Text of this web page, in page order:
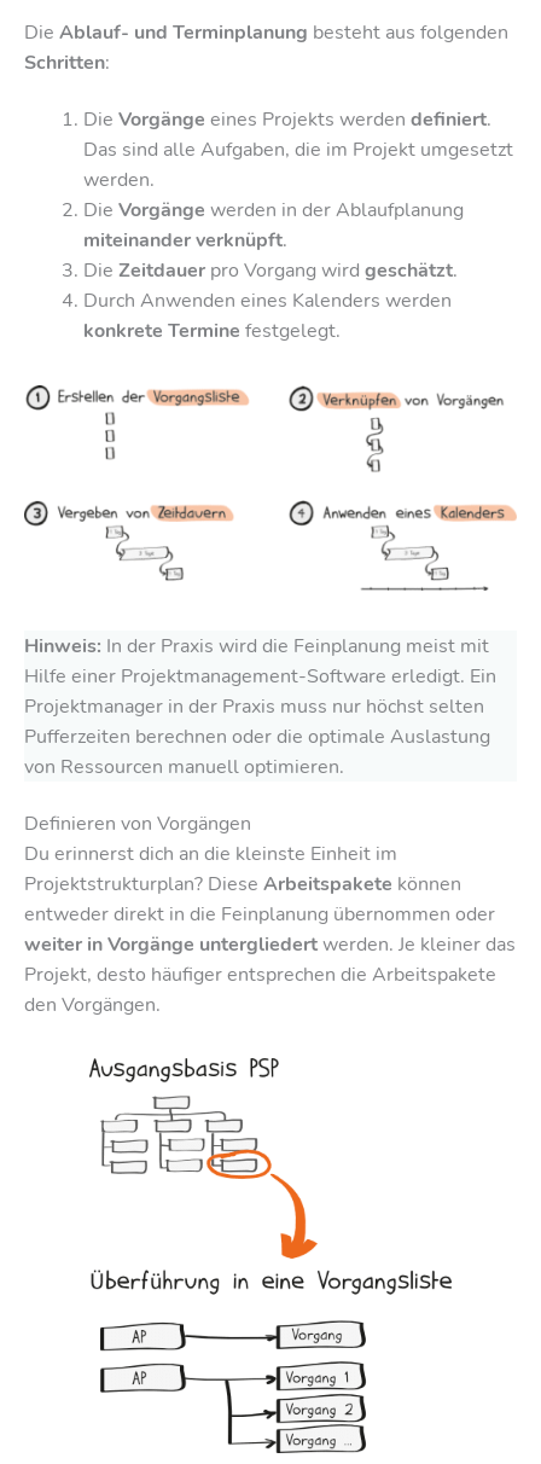
Die Ablauf- und Terminplanung besteht aus folgenden
Schritten:
DieVorgänge eines Projekts werdendefiniert.
Das sind alle Aufgaben, die im Projekt umgesetzt
werden.
DieVorgänge werden in der Ablaufplanung
miteinander verknüpft.
DieZeitdauer pro Vorgang wirdgeschätzt.
Durch Anwenden eines Kalenders werden
konkrete Termine festgelegt.
Hinweis: In der Praxis wird die Feinplanung meist mit
Hilfe einer Projektmanagement-Software erledigt. Ein
Projektmanager in der Praxis muss nur höchst selten
Pufferzeiten berechnen oder die optimale Auslastung
von Ressourcen manuell optimieren.
Definieren von Vorgängen
Du erinnerst dich an die kleinste Einheit im
Projektstrukturplan? Diese Arbeitspakete können
entweder direkt in die Feinplanung übernommen oder
weiter in Vorgänge untergliedertwerden. Je kleiner das
Projekt, desto häufiger entsprechen die Arbeitspakete
den Vorgängen.